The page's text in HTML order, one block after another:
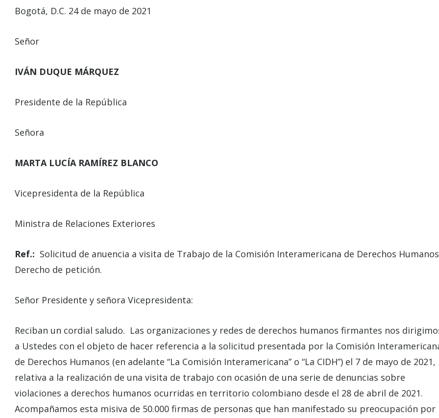
Bogotá, D.C. 24 de mayo de 2021
Señor
IVÁN DUQUE MÁRQUEZ
Presidente de la República
Señora
MARTA LUCÍA RAMÍREZ BLANCO
Vicepresidenta de la República
Ministra de Relaciones Exteriores
Ref.: Solicitud de anuencia a visita de Trabajo de la Comisión Interamericana de Derechos
Derecho de petición.
Señor Presidente y señora Vicepresidenta:
Reciban un cordial saludo. Las organizaciones y redes de derechos humanos firmantes nos
a Ustedes con el objeto de hacer referencia a la solicitud presentada por la Comisión
de Derechos Humanos (en adelante “La Comisión Interamericana” o “La CIDH”) el 7 de mayo de 2021,
relativa a la realización de una visita de trabajo con ocasión de una serie de denuncias sobre
violaciones a derechos humanos ocurridas en territorio colombiano desde el 28 de abril de 2021.
Acompañamos esta misiva de 50.000 firmas de personas que han manifestado su preocupación por